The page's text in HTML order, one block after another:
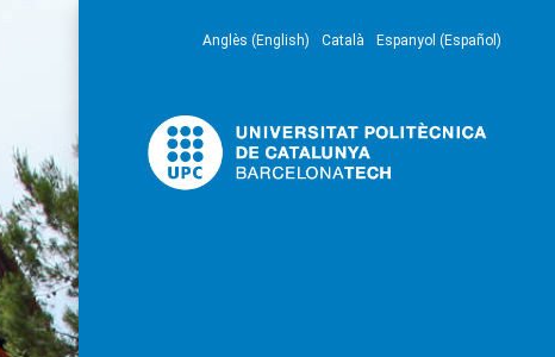
Anglès (English) Català Espanyol (Español)